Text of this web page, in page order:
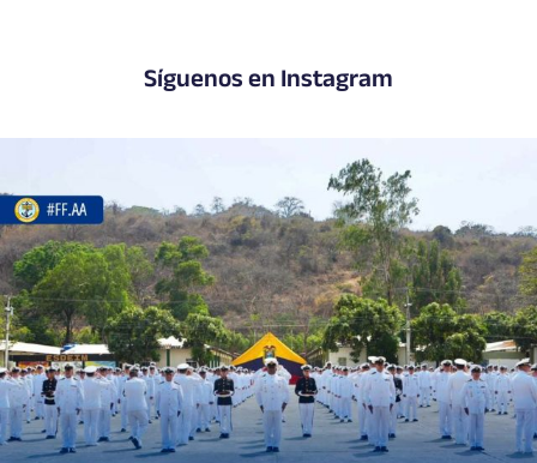
Síguenos en Instagram